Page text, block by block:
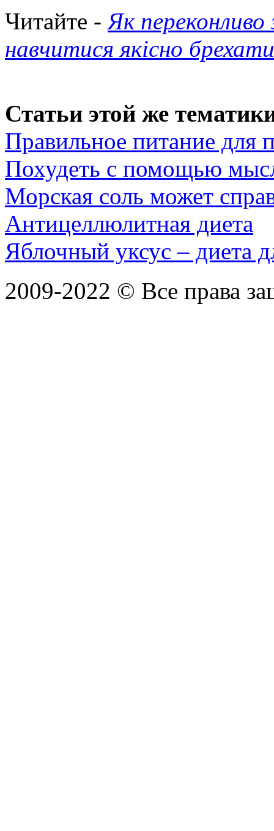
Читайте -Як
навчитися якісно брехати
Статьи этой же
Правильное питание для
Похудеть с помощью
Морская соль может
Антицеллюлитная диета
Яблочный уксус – диета
2009-2022 © Все права